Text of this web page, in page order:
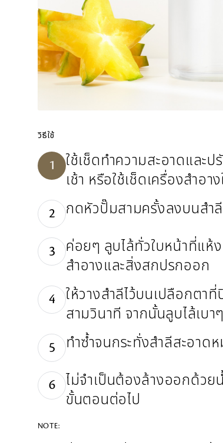
วิธีใช้
1
ใช้เช็ดทำความสะอาดและ
เช้า หรือใช้เช็ดเครื่องสำอา
2 กดหัวปั๊มสามครั้งลงบนสำ
3
ค่อยๆ ลูบไล้ทั่วใบหน้าที่แห้ง
สำอางและสิ่งสกปรกออก
4
ให้วางสำลีไว้บนเปลือกตา
สามวินาที จากนั้นลูบไล้เบาๆ
5 ทำซ้ำจนกระทั่งสำลีสะอาด
6
ไม่จำเป็นต้องล้างออกด้วย
ขั้นตอนต่อไป
NOTE: